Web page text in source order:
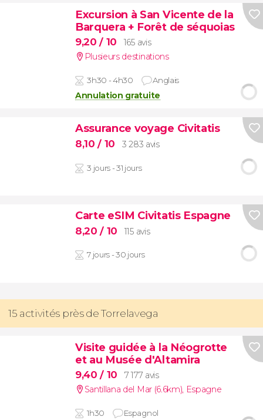
Excursion à San Vicente de la
Barquera + Forêt de séquoias
9,20/ 10
165 avis
Plusieurs destinations
3h30 - 4h30 Anglais
Annulation gratuite
Assurance voyage Civitatis
8,10/ 10 3 283 avis
3 jours - 31 jours
Carte eSIM Civitatis Espagne
8,20/ 10 115 avis
7 jours - 30 jours
15 activités près de Torrelavega
Visite guidée à la Néogrotte
et au Musée d'Altamira
9,40/ 10
7 177 avis
Santillana del Mar (6.6km), Espagne
1h30 Espagnol